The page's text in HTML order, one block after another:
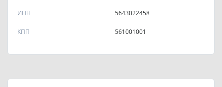
ИНН 5643022458
КПП 561001001